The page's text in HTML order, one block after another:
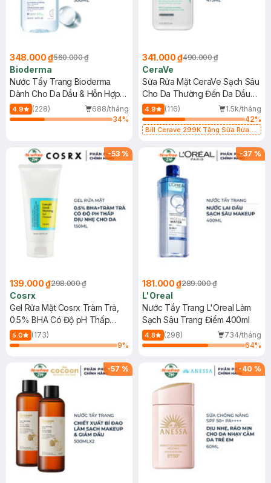
348.000 ₫560.000 ₫
Bioderma
Nước Tẩy Trang Bioderma
Dành Cho Da Dầu & Hỗn Hợp
500ml
4.9 (228)
688/tháng
34%
341.000 ₫490.000 ₫
CeraVe
Sữa Rửa Mặt CeraVe Sạch Sâu
Cho Da Thường Đến Da Dầu
473ml
4.9 (116)
1.5k/tháng
42%
Bill Cerave 299K Tặng Sữa Rửa
-53 %
139.000 ₫298.000 ₫
Cosrx
Gel Rửa Mặt Cosrx Tràm Trà,
0.5% BHA Có Độ pH Thấp
150ml
5.0
(173)
9%
-37 %
181.000 ₫289.000 ₫
L'Oreal
Nước Tẩy Trang L'Oreal Làm
Sạch Sâu Trang Điểm 400ml
4.8 (298)
734/tháng
64%
-57 % -40 %